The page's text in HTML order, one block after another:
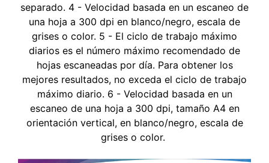
separado. 4 - Velocidad basada en un escaneo de
una hoja a 300 dpi en blanco/negro, escala de
grises o color. 5 - El ciclo de trabajo máximo
diarios es el número máximo recomendado de
hojas escaneadas por día. Para obtener los
mejores resultados, no exceda el ciclo de trabajo
máximo diario. 6 - Velocidad basada en un
escaneo de una hoja a 300 dpi, tamaño A4 en
orientación vertical, en blanco/negro, escala de
grises o color.